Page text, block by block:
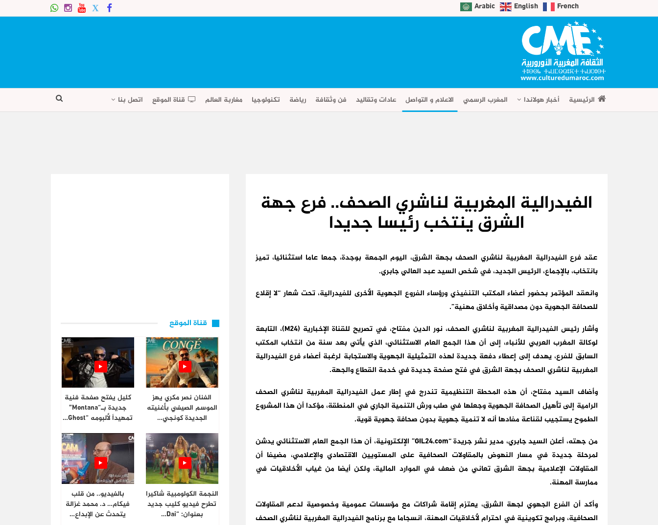
Arabic English French
الرئيسية أخبار هولاندا المغرب الرسمي الاعلام و التواصل عادات وتقاليد فن وثقافة رياضة تكنولوجيا مغاربة العالم قناة الموقع اتصل بنا
الفيدرالية المغربية لناشري الصحف.. فرع جهة
الشرق ينتخب رئيسا جديدا
عقد فرع الفيدرالية المغربية لناشري الصحف بجهة الشرق، اليوم الجمعة بوجدة، جمعا عاما استثنائيا، تميز
بانتخاب، بالإجماع، الرئيس الجديد، في شخص السيد عبد العالي جابري.
وانعقد المؤتمر بحضور أعضاء المكتب التنفيذي ورؤساء الفروع الجهوية الأخرى للفيدرالية، تحت شعار “لا إقلاع
للصحافة الجهوية دون مصداقية وأخلاق مهنية”.
وأشار رئيس الفيدرالية المغربية لناشري الصحف، نور الدين مفتاح، في تصريح للقناة الإخبارية (M24)، التابعة
لوكالة المغرب العربي للأنباء، إلى أن هذا الجمع العام الاستثنائي، الذي يأتي بعد سنة من انتخاب المكتب
السابق للفرع، يهدف إلى إعطاء دفعة جديدة لهذه التمثيلية الجهوية والاستجابة لرغبة أعضاء فرع الفيدرالية
المغربية لناشري الصحف بجهة الشرق في فتح صفحة جديدة في خدمة القطاع والجهة.
وأضاف السيد مفتاح، أن هذه المحطة التنظيمية تندرج في إطار عمل الفيدرالية المغربية لناشري الصحف
الرامية إلى تأهيل الصحافة الجهوية وجعلها في صلب ورش التنمية الجاري في المنطقة، مؤكدا أن هذا المشروع
الطموح يستجيب لقناعة مفادها أنه لا تنمية جهوية بدون صحافة جهوية قوية.
من جهته، أعلن السيد جابري، مدير نشر جريدة “GIL24.com” الإلكترونية، أن هذا الجمع العام الاستثنائي يدشن
لمرحلة جديدة في مسار النهوض بالمقاولات الصحافية على المستويين الاقتصادي والإعلامي، مضيفا أن
المقاولات الإعلامية بجهة الشرق تعاني من ضعف في الموارد المالية، ولكن أيضا من غياب الأخلاقيات في
ممارسة المهنة.
وأكد أن الفرع الجهوي لجهة الشرق، يعتزم إقامة شراكات مع مؤسسات عمومية وخصوصية لدعم المقاولات
الصحافية، وبرامج تكوينية في احترام لأخلاقيات المهنة، انسجاما مع برنامج الفيدرالية المغربية لناشري الصحف
قناة الموقع
الفنان نصر مكري يهز
الموسم الصيفي بأغنيته
الجديدة كونجي…
كليل يفتح صفحة فنية
جديدة بـ“Montana”
تمهيداً لألبومه “Ghost…
النجمة الكولومبية شاكيرا
تطرح فيديو كليب جديد
بعنوان: “Dai…
بالفيديو.. من قلب
فيكام… د. محمد غزالة
يتحدث عن الإبداع…